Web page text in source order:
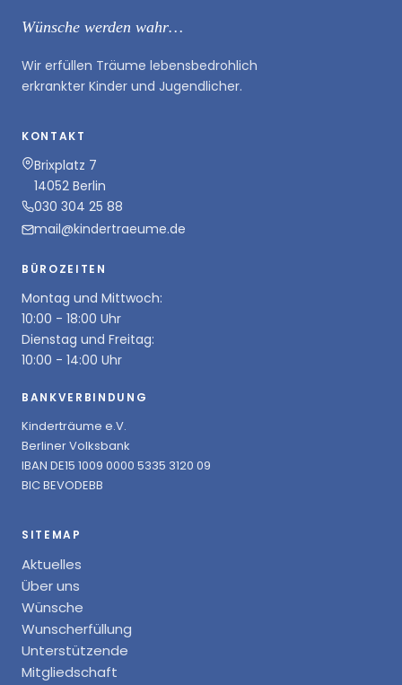
Wünsche werden wahr…
Wir erfüllen Träume lebensbedrohlich
erkrankter Kinder und Jugendlicher.
KONTAKT
Brixplatz 7
14052 Berlin
030 304 25 88
mail@kindertraeume.de
BÜROZEITEN
Montag und Mittwoch:
10:00 - 18:00 Uhr
Dienstag und Freitag:
10:00 - 14:00 Uhr
BANKVERBINDUNG
Kinderträume e.V.
Berliner Volksbank
IBAN DE15 1009 0000 5335 3120 09
BIC BEVODEBB
SITEMAP
Aktuelles
Über uns
Wünsche
Wunscherfüllung
Unterstützende
Mitgliedschaft